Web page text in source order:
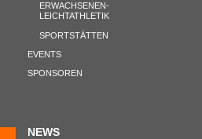
ERWACHSENEN-
LEICHTATHLETIK
SPORTSTÄTTEN
EVENTS
SPONSOREN
NEWS